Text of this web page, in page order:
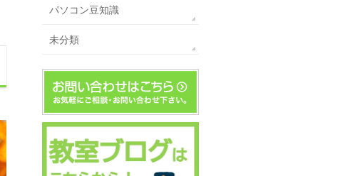
パソコン豆知識
未分類